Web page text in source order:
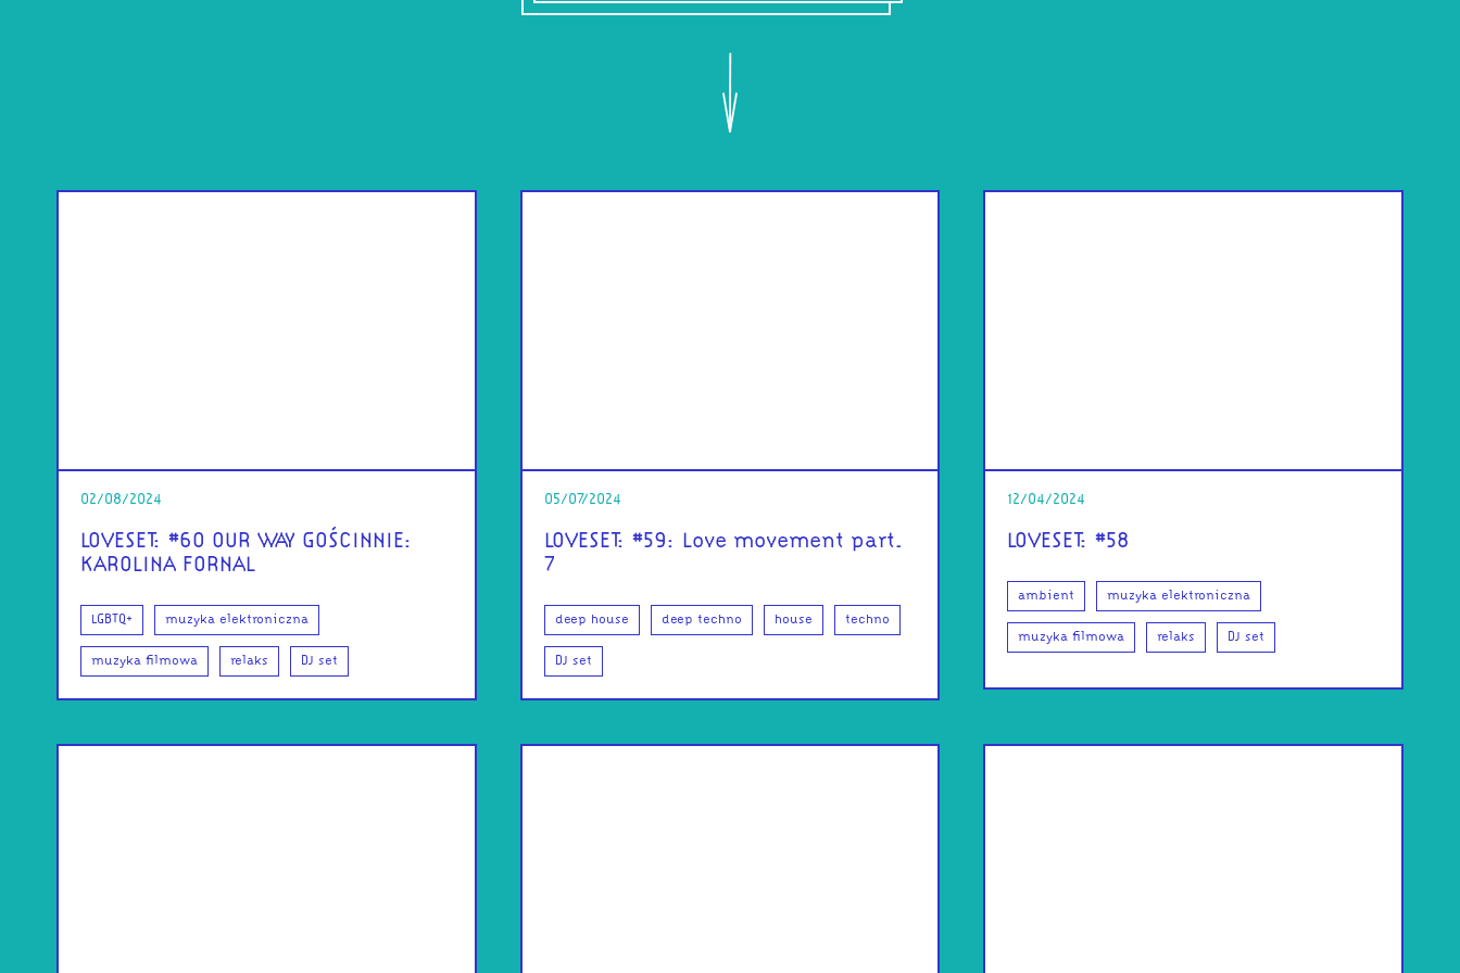
02/08/2024
LOVESET: #60 OUR WAY GOŚCINNIE:
KAROLINA FORNAL
LGBTQ+ muzyka elektroniczna
muzyka filmowa relaks DJ set
05/07/2024
LOVESET: #59: Love movement part.
7
deep house deep techno house techno
DJ set
12/04/2024
LOVESET: #58
ambient muzyka elektroniczna
muzyka filmowa relaks DJ set